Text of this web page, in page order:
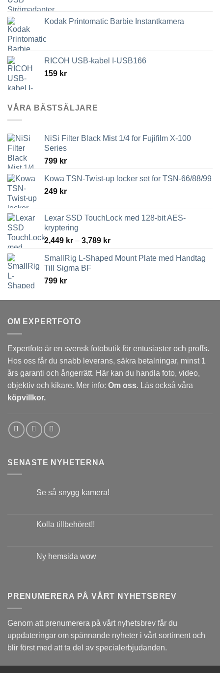
Kodak Printomatic Barbie Instantkamera
RICOH USB-kabel I-USB166
159 kr
VÅRA BÄSTSÄLJARE
NiSi Filter Black Mist 1/4 for Fujifilm X-100
Series
799 kr
Kowa TSN-Twist-up locker set for TSN-66/88/99
249 kr
Lexar SSD TouchLock med 128-bit AES-
kryptering
2,449 kr – 3,789 krPrisintervall:
till
SmallRig L-Shaped Mount Plate med Handtag
Till Sigma BF
799 kr
OM EXPERTFOTO
Expertfoto är en svensk fotobutik för entusiaster och proffs.
Hos oss får du snabb leverans, säkra betalningar, minst 1
års garanti och ångerrätt. Här kan du handla foto, video,
objektiv och kikare. Mer info: Om oss. Läs också våra
köpvillkor.
SENASTE NYHETERNA
Se så snygg kamera!
Kolla tillbehöret!!
Ny hemsida wow
PRENUMERERA PÅ VÅRT NYHETSBREV
Genom att prenumerera på vårt nyhetsbrev får du
uppdateringar om spännande nyheter i vårt sortiment och
blir först med att ta del av specialerbjudanden.